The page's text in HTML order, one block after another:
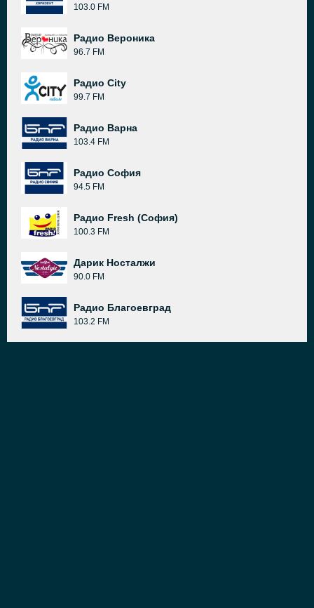
103.0 FM
Радио Вероника
96.7 FM
Pадио City
99.7 FM
Радио Варна
103.4 FM
Радио София
94.5 FM
Радио Fresh (София)
100.3 FM
Дарик Носталжи
90.0 FM
Радио Благоевград
103.2 FM